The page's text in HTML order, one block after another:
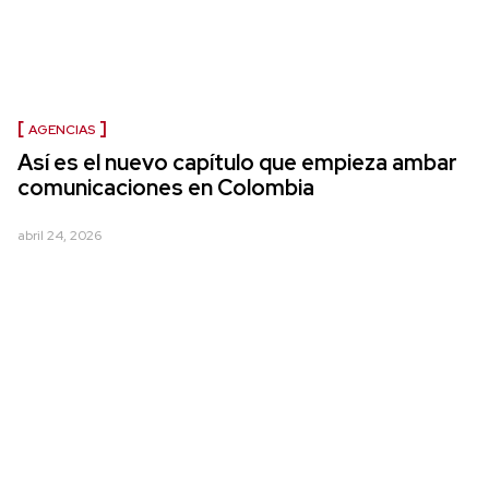
AGENCIAS
Así es el nuevo capítulo que empieza ambar
comunicaciones en Colombia
abril 24, 2026